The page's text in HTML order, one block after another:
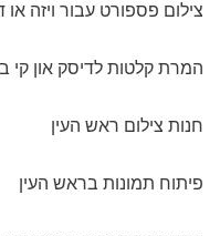
הזמנתי קנבס ענק לכבוד יום
מבלי שאפילו הייתי
צילום פספורט עבור ויזה או
המרת קלטות לדיסק און קי
חנות צילום ראש העין
פיתוח תמונות בראש העין